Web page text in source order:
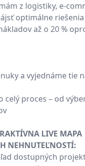
z logistiky, e-
optimálne riešenia
až o 20 %
a vyjednáme tie
celý proces – od
LIVE MAPA
NEHNUTEĽNOSTÍ:
dostupných